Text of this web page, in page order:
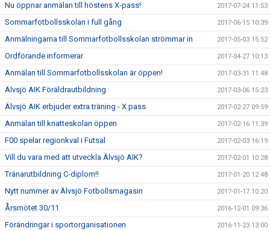
Nu öppnar anmälan till höstens X-pass! 2017-07-24 11:53
Sommarfotbollsskolan i full gång 2017-06-15 10:39
Anmälningarna till Sommarfotbollsskolan strömmar in 2017-05-03 15:52
Ordförande informerar 2017-04-27 10:13
Anmälan till Sommarfotbollsskolan är öppen! 2017-03-31 11:48
Älvsjö AIK Föräldrautbildning 2017-03-06 15:23
Älvsjö AIK erbjuder extra träning - X pass 2017-02-27 09:59
Anmälan till knatteskolan öppen 2017-02-16 11:39
F00 spelar regionkval i Futsal 2017-02-03 16:19
Vill du vara med att utveckla Älvsjö AIK? 2017-02-01 10:28
Tränarutbildning C-diplom!! 2017-01-20 12:48
Nytt nummer av Älvsjö Fotbollsmagasin 2017-01-17 10:20
Årsmötet 30/11 2016-12-01 09:36
Förändringar i sportorganisationen 2016-11-23 13:00